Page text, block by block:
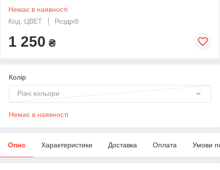
Немає в наявності
Код: ЦВЕТ
Роздріб
1 250 ₴
Колір
Різні кольори
Немає в наявності
Опис Характеристики Доставка Оплата Умови